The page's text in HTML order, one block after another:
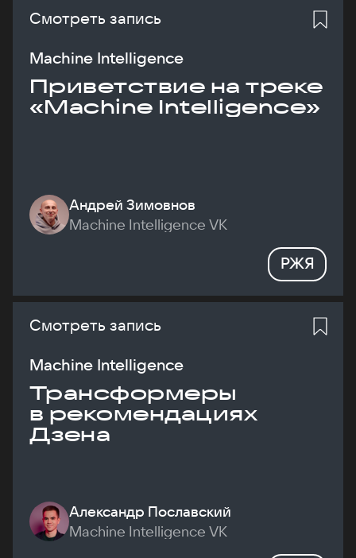
Смотреть запись
Machine Intelligence
Приветствие на треке
«Machine Intelligence»
Андрей Зимовнов
Machine Intelligence VK
РЖЯ
Смотреть запись
Machine Intelligence
Трансформеры
в рекомендациях
Дзена
Александр Пославский
Machine Intelligence VK